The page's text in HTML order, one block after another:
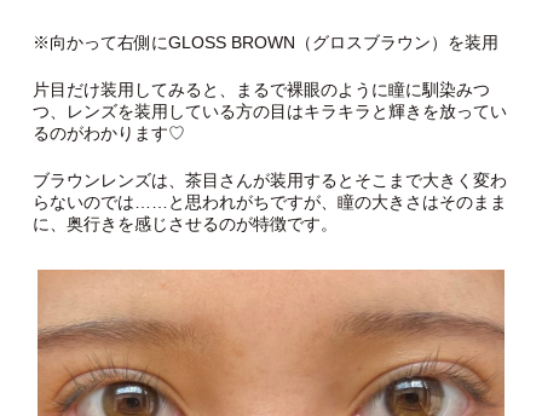
※向かって右側にGLOSS BROWN（グロスブラウン）を装用
片目だけ装用してみると、まるで裸眼のように瞳に馴染みつ
つ、レンズを装用している方の目はキラキラと輝きを放ってい
るのがわかります♡
ブラウンレンズは、茶目さんが装用するとそこまで大きく変わ
らないのでは……と思われがちですが、瞳の大きさはそのまま
に、奥行きを感じさせるのが特徴です。